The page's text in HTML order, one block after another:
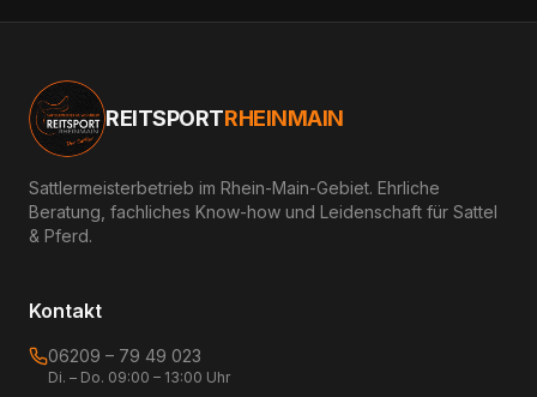
REITSPORTRHEINMAIN
Sattlermeisterbetrieb im Rhein-Main-Gebiet. Ehrliche
Beratung, fachliches Know-how und Leidenschaft für Sattel
& Pferd.
Kontakt
06209 – 79 49 023
Di. – Do. 09:00 – 13:00 Uhr